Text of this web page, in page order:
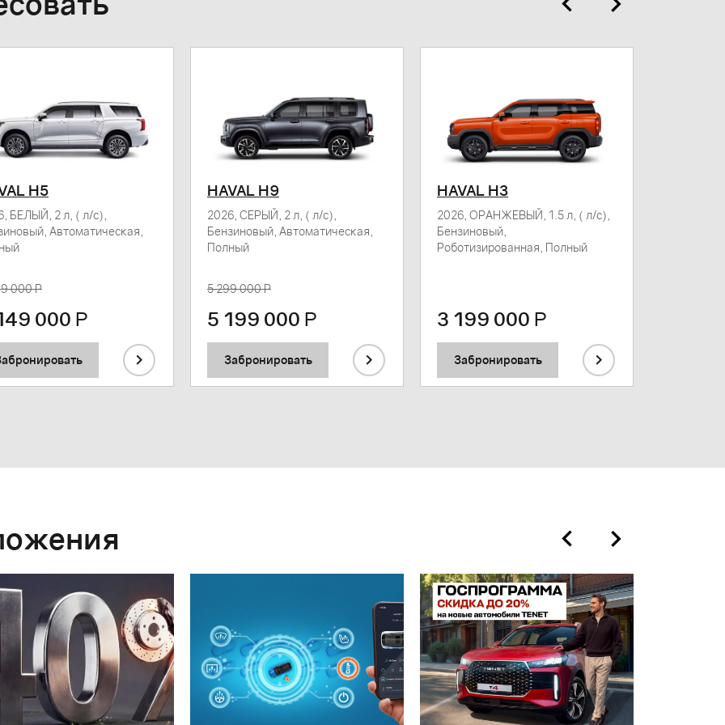
H5
БЕЛЫЙ, 2 л, ( л/с),
Автоматическая,
000 Р
000 Р
HAVAL H9
2026, СЕРЫЙ, 2 л, ( л/с),
Бензиновый, Автоматическая,
Полный
5 299 000 Р
5 199 000 Р
Забронировать
HAVAL H3
2026, ОРАНЖЕВЫЙ, 1.5 л, ( л/с),
Бензиновый,
Роботизированная, Полный
3 199 000 Р
Забронировать